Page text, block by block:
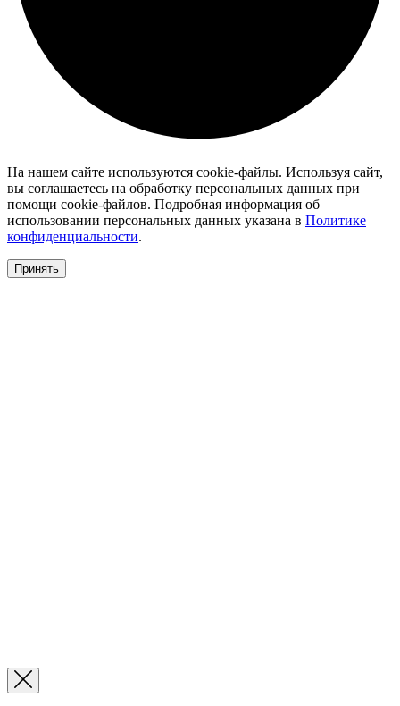
На нашем сайте используются cookie-файлы. Используя сайт,
вы соглашаетесь на обработку персональных данных при
помощи cookie-файлов. Подробная информация об
использовании персональных данных указана в Политике
конфиденциальности.
Принять